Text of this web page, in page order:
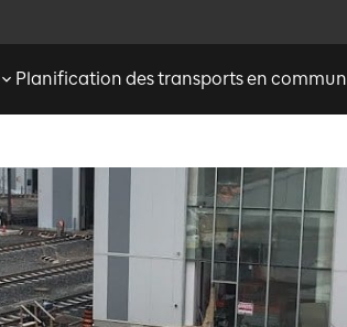
Planification des transports en commun